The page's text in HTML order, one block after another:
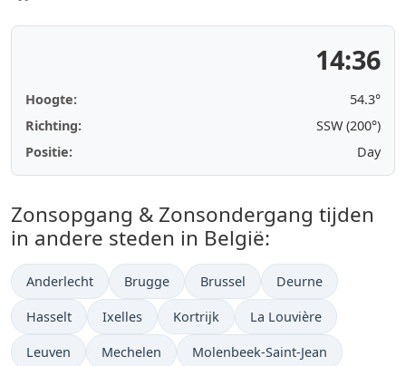
14:36
Hoogte:
54.3°
Richting:
SSW (200°)
Positie:
Day
Zonsopgang & Zonsondergang tijden
in andere steden in België:
Anderlecht Brugge Brussel Deurne
Hasselt Ixelles Kortrijk La Louvière
Leuven Mechelen Molenbeek-Saint-Jean